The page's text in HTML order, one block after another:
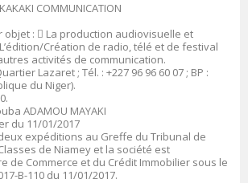
KAKAKI COMMUNICATION
objet :  La production audiovisuelle et
L’édition/Création de radio, télé et de festival
activités de communication.
Lazaret ; Tél. : +227 96 96 60 07 ; BP :
du Niger).
.
ADAMOU MAYAKI
du 11/01/2017
expéditions au Greffe du Tribunal de
de Niamey et la société est
de Commerce et du Crédit Immobilier sous le
B-110 du 11/01/2017.